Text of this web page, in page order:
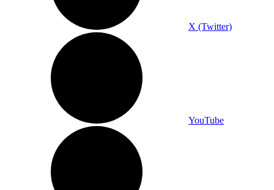
X (Twitter)
YouTube